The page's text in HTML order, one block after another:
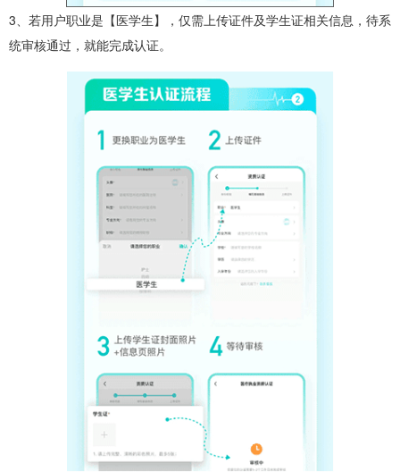
3、若用户职业是【医学生】，仅需上传证件及学生证相关信息，待系
统审核通过，就能完成认证。